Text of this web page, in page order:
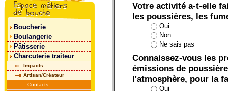
Boucherie
Boulangerie
Pâtisserie
Charcuterie traiteur
Impacts
Artisan/Créateur
Contacts
Votre activité a-t-elle
les poussières, les
Oui
Non
Ne sais pas
Connaissez-vous les
émissions de
l'atmosphère, pour la
Oui